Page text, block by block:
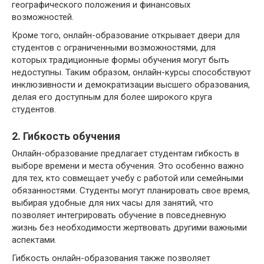
географического положения и финансовых
возможностей.
Кроме того, онлайн-образование открывает двери для
студентов с ограниченными возможностями, для
которых традиционные формы обучения могут быть
недоступны. Таким образом, онлайн-курсы способствуют
инклюзивности и демократизации высшего образования,
делая его доступным для более широкого круга
студентов.
2. Гибкость обучения
Онлайн-образование предлагает студентам гибкость в
выборе времени и места обучения. Это особенно важно
для тех, кто совмещает учебу с работой или семейными
обязанностями. Студенты могут планировать свое время,
выбирая удобные для них часы для занятий, что
позволяет интегрировать обучение в повседневную
жизнь без необходимости жертвовать другими важными
аспектами.
Гибкость онлайн-образования также позволяет